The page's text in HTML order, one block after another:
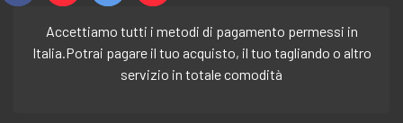
Accettiamo tutti i metodi di pagamento permessi in
Italia.Potrai pagare il tuo acquisto, il tuo tagliando o altro
servizio in totale comodità